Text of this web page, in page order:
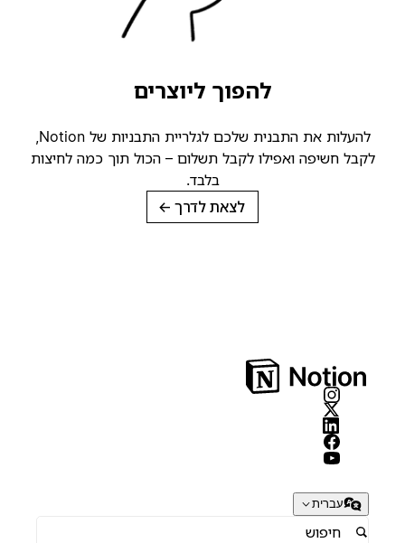
להפוך ליוצרים
להעלות את התבנית שלכם לגלריית התבניות של Notion,
לקבל חשיפה ואפילו לקבל תשלום – הכול תוך כמה לחיצות
בלבד.
לצאת לדרך→
עברית